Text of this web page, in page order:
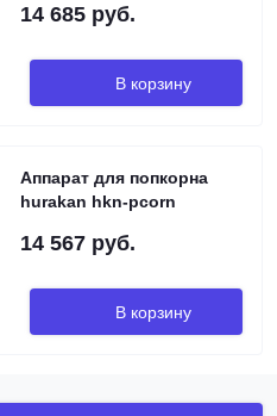
14 685 руб.
В корзину
Аппарат для попкорна
hurakan hkn-pcorn
14 567 руб.
В корзину